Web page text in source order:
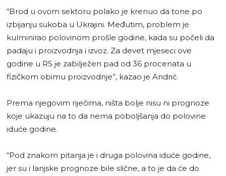
“Brod u ovom sektoru polako je krenuo da tone po
izbijanju sukoba u Ukrajini. Međutim, problem je
kulminirao polovinom prošle godine, kada su počeli da
padaju i proizvodnja i izvoz. Za devet mjeseci ove
godine u RS je zabilježen pad od 36 procenata u
fizičkom obimu proizvodnje”, kazao je Andrić.
Prema njegovim riječima, ništa bolje nisu ni prognoze
koje ukazuju na to da nema poboljšanja do polovine
iduće godine.
“Pod znakom pitanja je i druga polovina iduće godine,
jer su i lanjske prognoze bile slične, a to je da će do